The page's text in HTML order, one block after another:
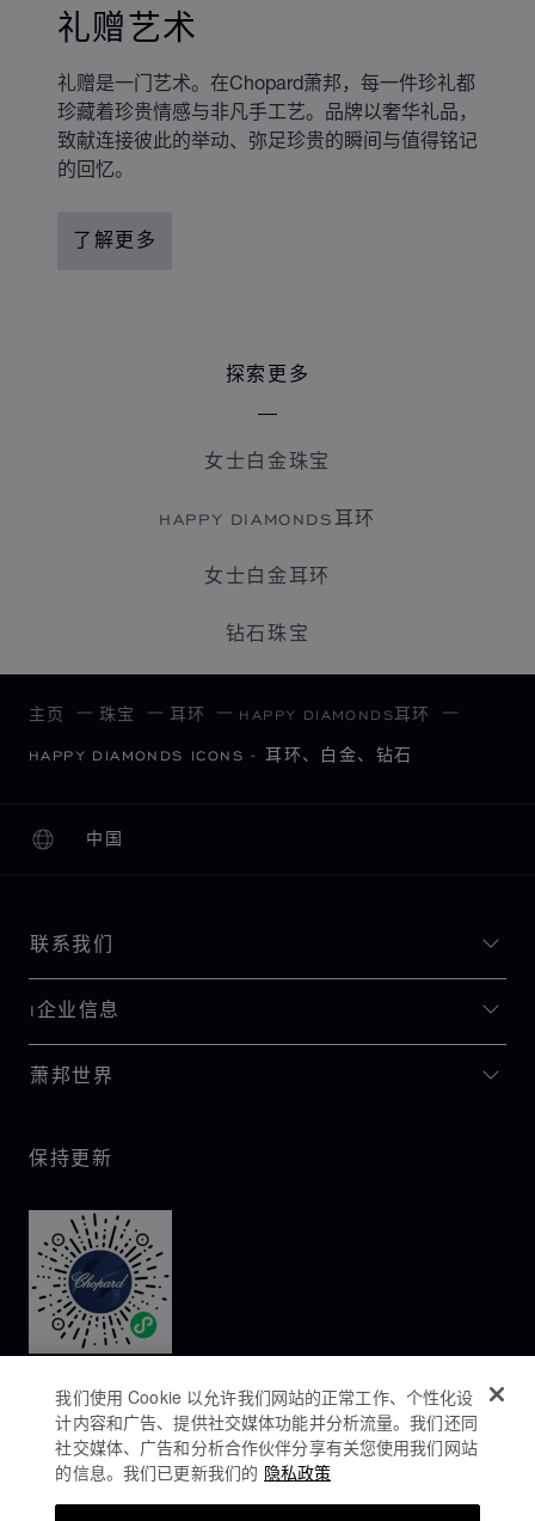
礼赠艺术
礼赠是一门艺术。在Chopard萧邦，每一件珍礼都
珍藏着珍贵情感与非凡手工艺。品牌以奢华礼品，
致献连接彼此的举动、弥足珍贵的瞬间与值得铭记
的回忆。
了解更多
探索更多
女士白金珠宝
HAPPY DIAMONDS耳环
女士白金耳环
钻石珠宝
主页 珠宝 耳环 HAPPY DIAMONDS耳环
HAPPY DIAMONDS ICONS - 耳环、白金、钻石
中国
本地化（更改国家/地区）
更改国家/地区
联系我们
I企业信息
萧邦世界
保持更新
我们使用 Cookie 以允许我们网站的正常工作、个性化设
计内容和广告、提供社交媒体功能并分析流量。我们还同
社交媒体、广告和分析合作伙伴分享有关您使用我们网站
的信息。我们已更新我们的 隐私政策